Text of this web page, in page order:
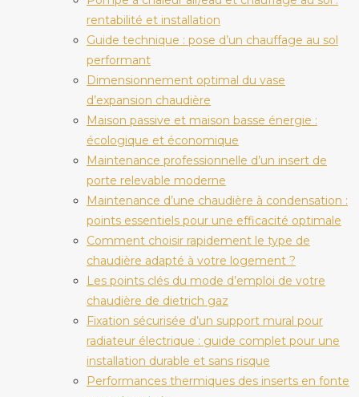
rentabilité et installation
Guide technique : pose d’un chauffage au sol
performant
Dimensionnement optimal du vase
d’expansion chaudière
Maison passive et maison basse énergie :
écologique et économique
Maintenance professionnelle d’un insert de
porte relevable moderne
Maintenance d’une chaudière à condensation :
points essentiels pour une efficacité optimale
Comment choisir rapidement le type de
chaudière adapté à votre logement ?
Les points clés du mode d’emploi de votre
chaudière de dietrich gaz
Fixation sécurisée d’un support mural pour
radiateur électrique : guide complet pour une
installation durable et sans risque
Performances thermiques des inserts en fonte